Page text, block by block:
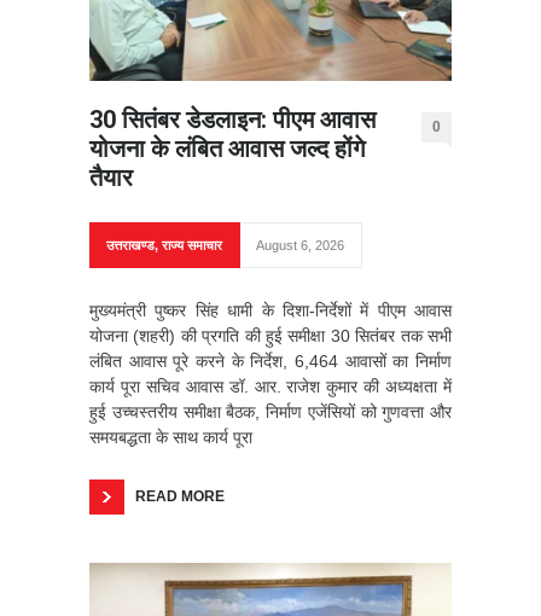
30 सितंबर डेडलाइन: पीएम आवास
योजना के लंबित आवास जल्द होंगे
तैयार
0
उत्तराखण्ड,राज्य समाचार August 6, 2026
मुख्यमंत्री पुष्कर सिंह धामी के दिशा-निर्देशों में पीएम आवास
योजना (शहरी) की प्रगति की हुई समीक्षा 30 सितंबर तक सभी
लंबित आवास पूरे करने के निर्देश, 6,464 आवासों का निर्माण
कार्य पूरा सचिव आवास डॉ. आर. राजेश कुमार की अध्यक्षता में
हुई उच्चस्तरीय समीक्षा बैठक, निर्माण एजेंसियों को गुणवत्ता और
समयबद्धता के साथ कार्य पूरा
READ MORE